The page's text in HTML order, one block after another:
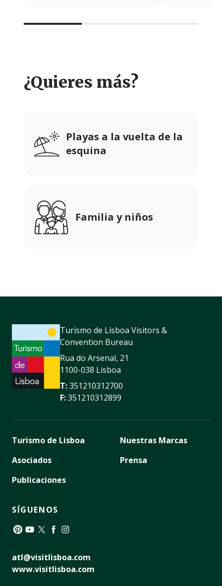
¿Quieres más?
Playas a la vuelta de la
esquina
Familia y niños
Turismo de Lisboa Visitors &
Convention Bureau
Rua do Arsenal, 21
1100-038 Lisboa
T:351210312700
F:351210312899
Turismo de Lisboa
Asociados
Publicaciones
Nuestras Marcas
Prensa
SÍGUENOS
atl@visitlisboa.com
www.visitlisboa.com